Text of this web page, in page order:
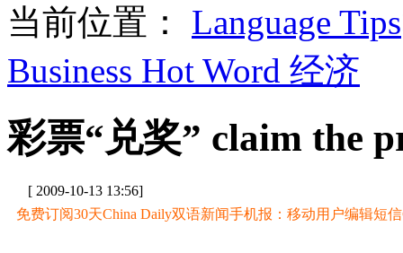
当前位置： Language Tips
Business Hot Word 经济
彩票“兑奖” claim the
[ 2009-10-13 13:56]
免费订阅30天China Daily双语新闻手机报：移动用户编辑短信